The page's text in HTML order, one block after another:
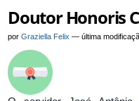
Doutor Honoris
porGraziella Felix —última